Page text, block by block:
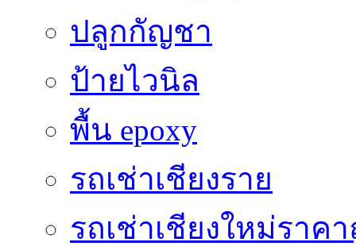
ปลูกกัญชา
ป้ายไวนิล
พื้น epoxy
รถเช่าเชียงราย
รถเช่าเชียงใหม่ราค